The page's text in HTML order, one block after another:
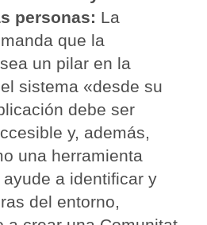
personas: La
que la
un pilar en la
sistema «desde su
debe ser
y, además,
una herramienta
a identificar y
del entorno,